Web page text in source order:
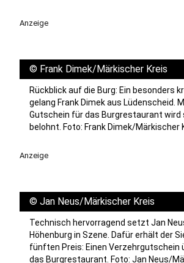
Anzeige
© Frank Dimek/Märkischer Kreis
Rückblick auf die Burg: Ein besonders
gelang Frank Dimek aus Lüdenscheid.
Gutschein für das Burgrestaurant wird
belohnt. Foto: Frank Dimek/Märkischer
Anzeige
© Jan Neus/Märkischer Kreis
Technisch hervorragend setzt Jan
Höhenburg in Szene. Dafür erhält der
fünften Preis: Einen Verzehrgutschein
das Burgrestaurant. Foto: Jan Neus/